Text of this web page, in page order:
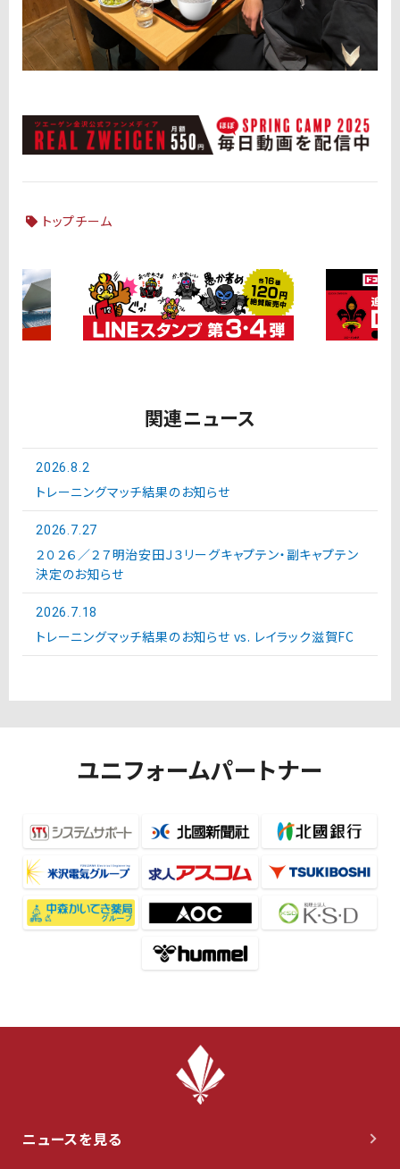
トップチーム
関連ニュース
2026.8.2
トレーニングマッチ結果のお知らせ
2026.7.27
２０２６／２７明治安田Ｊ３リーグキャプテン・副キャプテン
決定のお知らせ
2026.7.18
トレーニングマッチ結果のお知らせ vs. レイラック滋賀FC
ユニフォームパートナー
ニュースを見る